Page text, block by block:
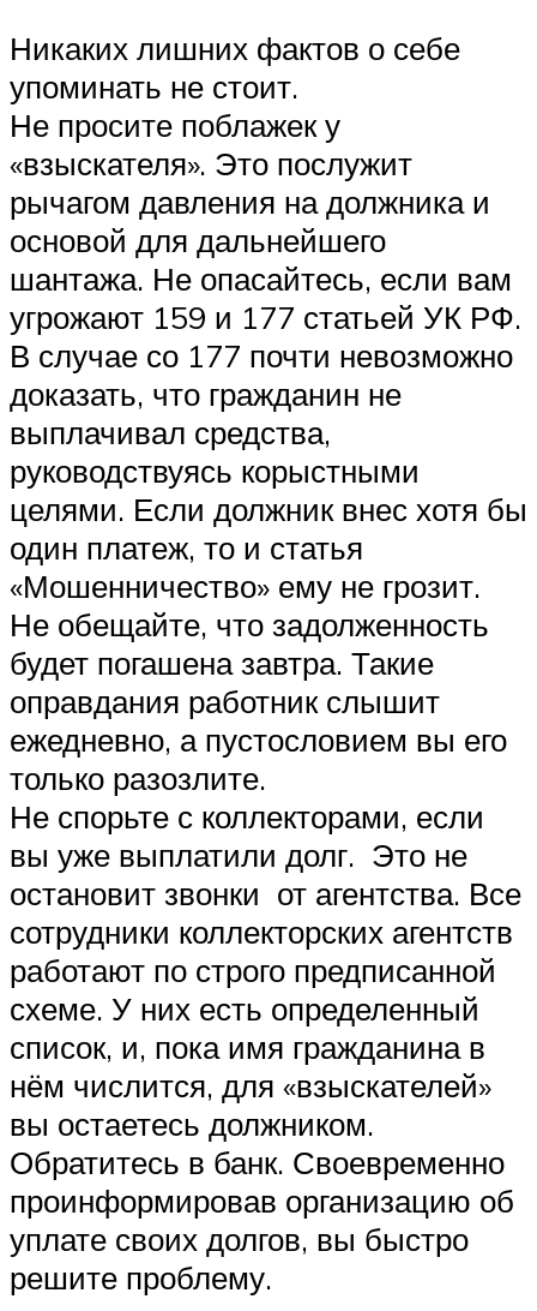
Никаких лишних фактов о себе
упоминать не стоит.
Не просите поблажек у
«взыскателя». Это послужит
рычагом давления на должника и
основой для дальнейшего
шантажа. Не опасайтесь, если вам
угрожают 159 и 177 статьей УК РФ.
В случае со 177 почти невозможно
доказать, что гражданин не
выплачивал средства,
руководствуясь корыстными
целями. Если должник внес хотя бы
один платеж, то и статья
«Мошенничество» ему не грозит.
Не обещайте, что задолженность
будет погашена завтра. Такие
оправдания работник слышит
ежедневно, а пустословием вы его
только разозлите.
Не спорьте с коллекторами, если
вы уже выплатили долг. Это не
остановит звонки от агентства. Все
сотрудники коллекторских агентств
работают по строго предписанной
схеме. У них есть определенный
список, и, пока имя гражданина в
нём числится, для «взыскателей»
вы остаетесь должником.
Обратитесь в банк. Своевременно
проинформировав организацию об
уплате своих долгов, вы быстро
решите проблему.